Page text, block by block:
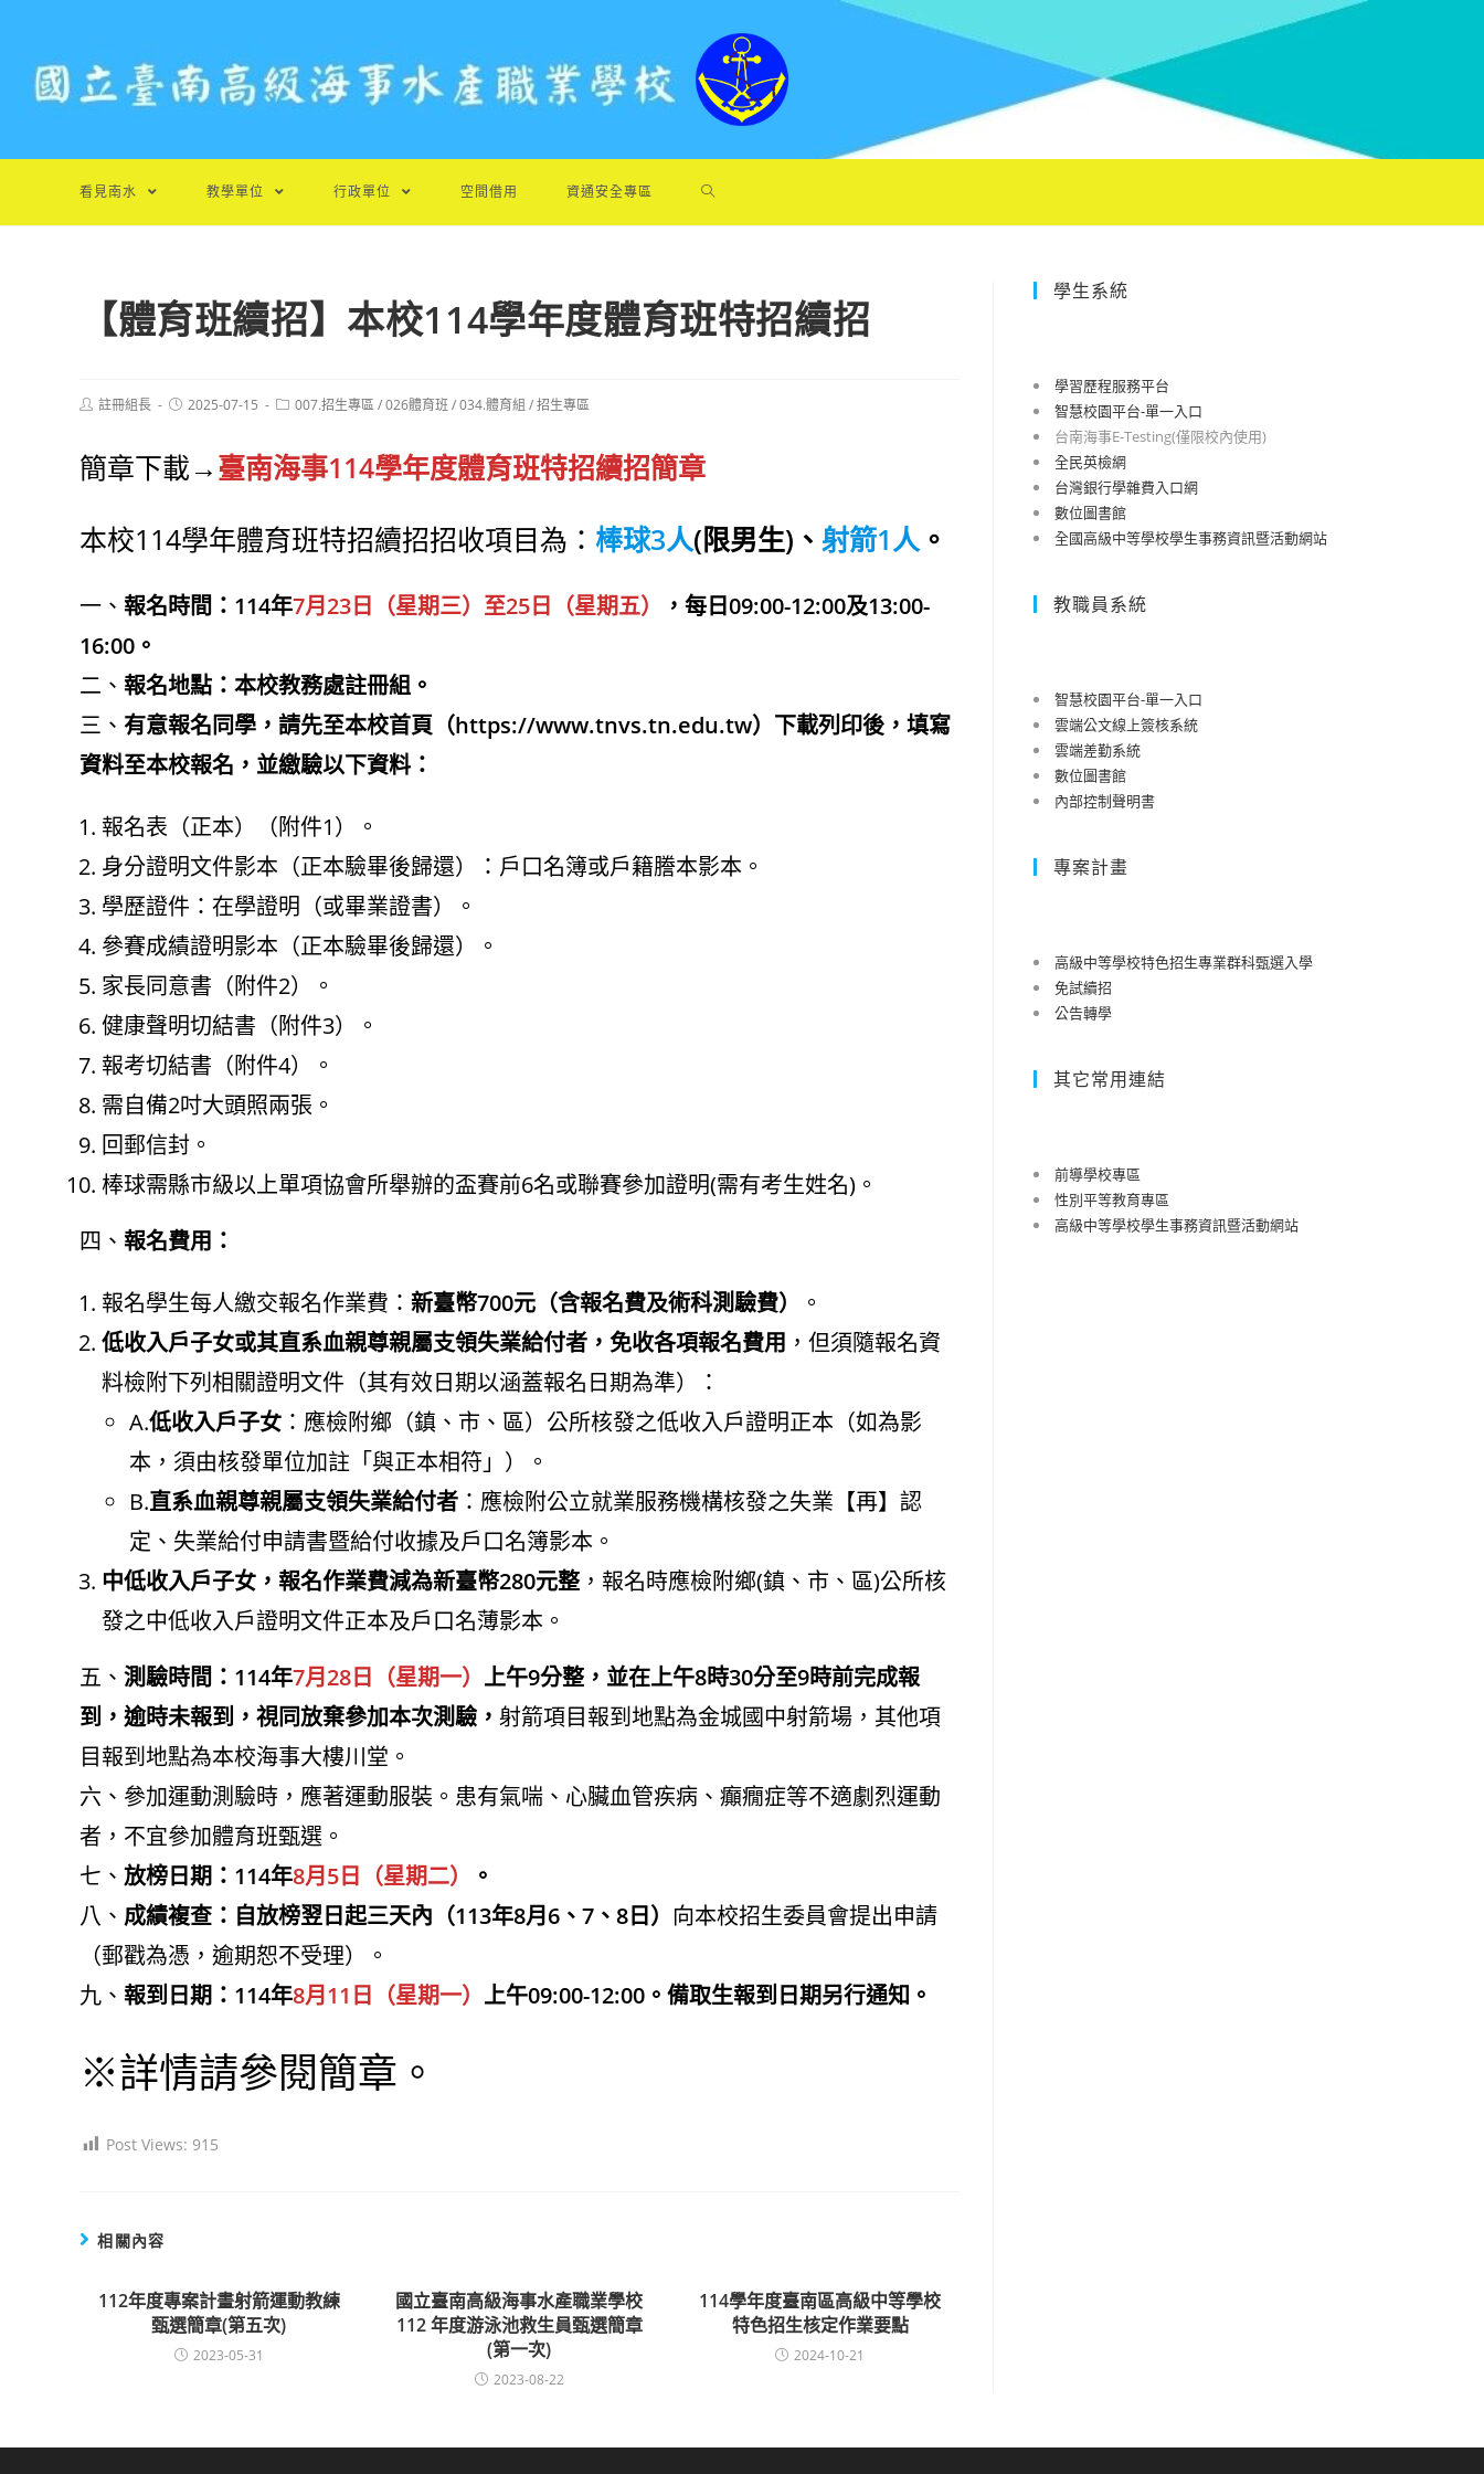
看見南水 教學單位 行政單位 空間借用 資通安全專區
【體育班續招】本校114學年度體育班特招續招
Post註冊組長
Post2025-07-15
Post007.招生專區/026體育班/034.體育組 /招生專區
簡章下載→臺南海事114學年度體育班特招續招簡章
本校114學年體育班特招續招招收項目為： 棒球3人(限男生)、 射箭1人。
一、 報名時間：114年7月23日（星期三）至25日（星期五）
，每日09:00-12:00及13:00-
16:00。
二、 報名地點：本校教務處註冊組。
三、 有意報名同學，請先至本校首頁（https://www.tnvs.tn.edu.tw）下載列印後，填寫
資料至本校報名，並繳驗以下資料：
報名表（正本）（附件1）。
身分證明文件影本（正本驗畢後歸還）：戶口名簿或戶籍謄本影本。
學歷證件：在學證明（或畢業證書）。
參賽成績證明影本（正本驗畢後歸還）。
家長同意書（附件2）。
健康聲明切結書（附件3）。
報考切結書（附件4）。
需自備2吋大頭照兩張。
回郵信封。
棒球需縣市級以上單項協會所舉辦的盃賽前6名或聯賽參加證明(需有考生姓名)。
四、 報名費用：
報名學生每人繳交報名作業費： 新臺幣700元（含報名費及術科測驗費）
。
低收入戶子女或其直系血親尊親屬支領失業給付者，免收各項報名費用 ，但須隨報名資
料檢附下列相關證明文件（其有效日期以涵蓋報名日期為準）：
A.低收入戶子女 ：應檢附鄉（鎮、市、區）公所核發之低收入戶證明正本（如為影
本，須由核發單位加註「與正本相符」）。
B.直系血親尊親屬支領失業給付者 ：應檢附公立就業服務機構核發之失業【再】認
定、失業給付申請書暨給付收據及戶口名簿影本。
中低收入戶子女，報名作業費減為新臺幣280元整，報名時應檢附鄉(鎮、市、區)公所核
發之中低收入戶證明文件正本及戶口名薄影本。
五、 測驗時間：114年7月28日（星期一） 上午9分整，並在上午8時30分至9時前完成報
到，逾時未報到，視同放棄參加本次測驗， 射箭項目報到地點為金城國中射箭場，其他項
目報到地點為本校海事大樓川堂。
六、參加運動測驗時，應著運動服裝。患有氣喘、心臟血管疾病、癲癇症等不適劇烈運動
者，不宜參加體育班甄選。
七、 放榜日期：114年8月5日（星期二）
。
八、 成績複查：自放榜翌日起三天內（113年8月6、7、8日） 向本校招生委員會提出申請
（郵戳為憑，逾期恕不受理）。
九、 報到日期：114年8月11日（星期一） 上午09:00-12:00。備取生報到日期另行通知。
※詳情請參閱簡章。
Post Views: 915
相關內容
112年度專案計畫射箭運動教練
甄選簡章(第五次)
2023-05-31
國立臺南高級海事水產職業學校
112 年度游泳池救生員甄選簡章
(第一次)
2023-08-22
114學年度臺南區高級中等學校
特色招生核定作業要點
2024-10-21
學生系統
學習歷程服務平台
智慧校園平台-單一入口
台南海事E-Testing(僅限校內使用)
全民英檢網
台灣銀行學雜費入口網
數位圖書館
全國高級中等學校學生事務資訊暨活動網站
教職員系統
智慧校園平台-單一入口
雲端公文線上簽核系統
雲端差勤系統
數位圖書館
內部控制聲明書
專案計畫
高級中等學校特色招生專業群科甄選入學
免試續招
公告轉學
其它常用連結
前導學校專區
性別平等教育專區
高級中等學校學生事務資訊暨活動網站